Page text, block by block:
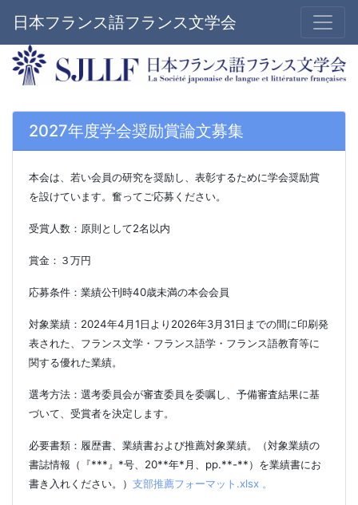
日本フランス語フランス文学会
2027年度学会奨励賞論文募集
本会は、若い会員の研究を奨励し、表彰するために学会奨励賞
を設けています。奮ってご応募ください。
受賞人数：原則として2名以内
賞金：３万円
応募条件：業績公刊時40歳未満の本会会員
対象業績：2024年4月1日より2026年3月31日までの間に印刷発
表された、フランス文学・フランス語学・フランス語教育等に
関する優れた業績。
選考方法：選考委員会が審査委員を委嘱し、予備審査結果に基
づいて、受賞者を決定します。
必要書類：履歴書、業績書および推薦対象業績。（対象業績の
書誌情報（『***』*号、20**年*月、pp.**-**）を業績書にお
書き入れください。） 支部推薦フォーマット.xlsx 。